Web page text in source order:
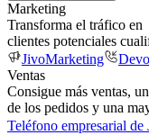
Marketing
Transforma el tráfico en
clientes potenciales
JivoMarketing
Ventas
Consigue más ventas,
de los pedidos y una
Teléfono empresarial de